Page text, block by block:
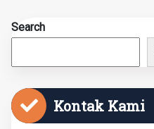
Search
Kontak Kami